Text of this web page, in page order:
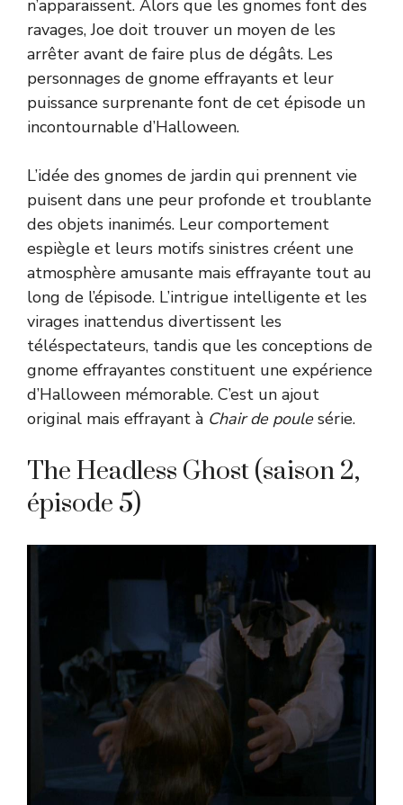
n’apparaissent. Alors que les gnomes font des
ravages, Joe doit trouver un moyen de les
arrêter avant de faire plus de dégâts. Les
personnages de gnome effrayants et leur
puissance surprenante font de cet épisode un
incontournable d’Halloween.
L’idée des gnomes de jardin qui prennent vie
puisent dans une peur profonde et troublante
des objets inanimés. Leur comportement
espiègle et leurs motifs sinistres créent une
atmosphère amusante mais effrayante tout au
long de l’épisode. L’intrigue intelligente et les
virages inattendus divertissent les
téléspectateurs, tandis que les conceptions de
gnome effrayantes constituent une expérience
d’Halloween mémorable. C’est un ajout
original mais effrayant à Chair de poulesérie.
The Headless Ghost (saison 2,
épisode 5)